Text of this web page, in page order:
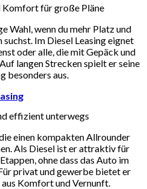
Komfort für große Pläne
Wahl, wenn du mehr Platz und
Im Diesel Leasing eignet
oder alle, die mit Gepäck und
langen Strecken spielt er seine
besonders aus.
effizient unterwegs
einen kompakten Allrounder
Als Diesel ist er attraktiv für
ohne dass das Auto im
privat und gewerbe bietet er
Komfort und Vernunft.